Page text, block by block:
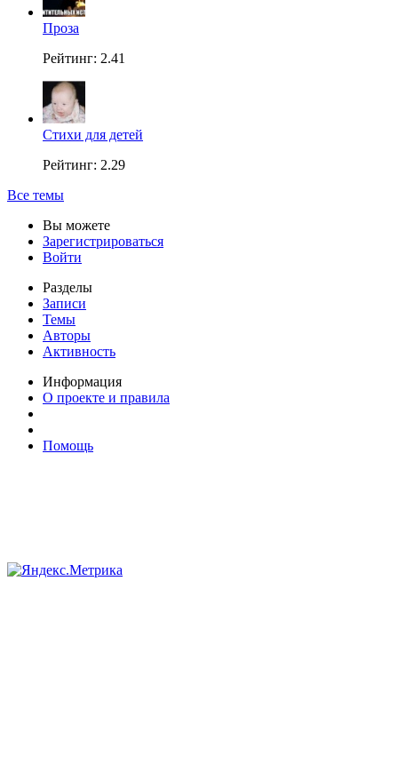
Проза
Рейтинг: 2.41
Стихи для детей
Рейтинг: 2.29
Все темы
Вы можете
Зарегистрироваться
Войти
Разделы
Записи
Темы
Авторы
Активность
Информация
О проекте и правила
Помощь